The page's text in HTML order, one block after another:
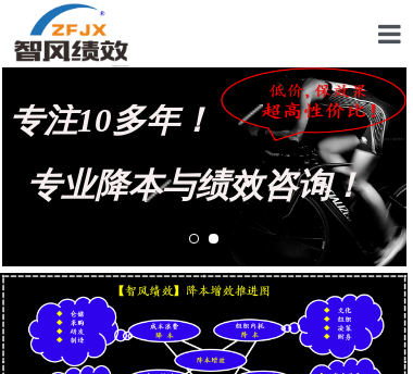
专注10多年！
专业降本与绩效咨询！
首页
关于我
管理咨
KPI绩
薪酬设
营销
生产绩